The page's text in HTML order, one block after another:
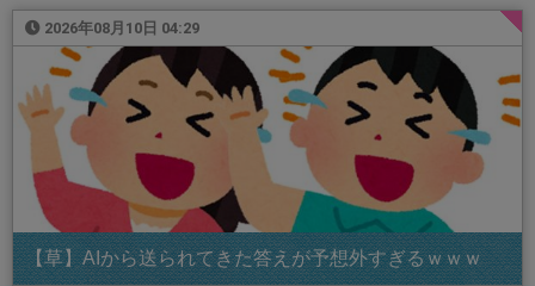
2026年08月10日 04:29
【草】AIから送られてきた答えが予想外すぎるｗｗｗ